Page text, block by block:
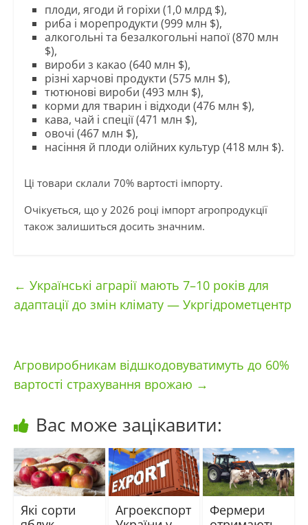
плоди, ягоди й горіхи (1,0 млрд $),
риба і морепродукти (999 млн $),
алкогольні та безалкогольні напої (870 млн
$),
вироби з какао (640 млн $),
різні харчові продукти (575 млн $),
тютюнові вироби (493 млн $),
корми для тварин і відходи (476 млн $),
кава, чай і спеції (471 млн $),
овочі (467 млн $),
насіння й плоди олійних культур (418 млн $).
Ці товари склали 70% вартості імпорту.
Очікується, що у 2026 році імпорт агропродукції
також залишиться досить значним.
← Українські аграрії мають 7–10 років для
адаптації до змін клімату — Укргідрометцентр
Агровиробникам відшкодовуватимуть до 60%
вартості страхування врожаю →
Вас може зацікавити:
Які сорти
Агроекспорт
Фермери